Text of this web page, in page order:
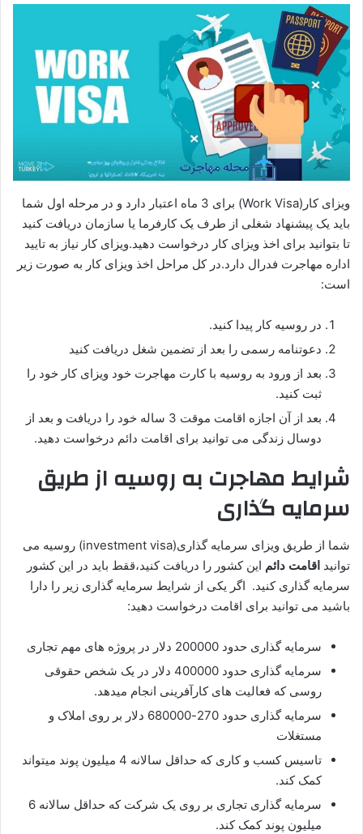
ویزای کار(Work Visa) برای 3 ماه اعتبار دارد و در مرحله اول شما
باید یک پیشنهاد شغلی از طرف یک کارفرما یا سازمان دریافت کنید
تا بتوانید برای اخذ ویزای کار درخواست دهید.ویزای کار نیاز به تایید
اداره مهاجرت فدرال دارد.در کل مراحل اخذ ویزای کار به صورت زیر
است:
در روسیه کار پیدا کنید.
دعوتنامه رسمی را بعد از تضمین شغل دریافت کنید
بعد از ورود به روسیه با کارت مهاجرت خود ویزای کار خود را
ثبت کنید.
بعد از آن اجازه اقامت موقت 3 ساله خود را دریافت و بعد از
دوسال زندگی می توانید برای اقامت دائم درخواست دهید.
شرایط مهاجرت به روسیه از طریق
سرمایه گذاری
شما از طریق ویزای سرمایه گذاری(investment visa) روسیه می
توانید اقامت دائم این کشور را دریافت کنید،‌ققط باید در این کشور
سرمایه گذاری کنید. اگر یکی از شرایط سرمایه گذاری زیر را دارا
باشید می توانید برای اقامت درخواست دهید:
سرمایه گذاری حدود 200000 دلار در پروژه های مهم تجاری
سرمایه گذاری حدود 400000 دلار در یک شخص حقوقی
روسی که فعالیت های کارآفرینی انجام میدهد.
سرمایه گذاری حدود 270-680000 دلار بر روی املاک و
مستغلات
تاسیس کسب و کاری که حداقل سالانه 4 میلیون پوند میتواند
کمک کند.
سرمایه گذاری تجاری بر روی یک شرکت که حداقل سالانه 6
میلیون پوند کمک کند.